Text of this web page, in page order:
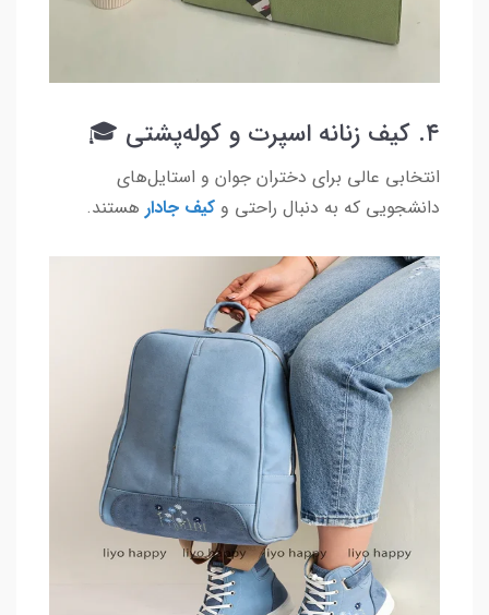
۴. کیف زنانه اسپرت و کوله‌پشتی 🎓
انتخابی عالی برای دختران جوان و استایل‌های
دانشجویی که به دنبال راحتی و کیف جادار هستند.